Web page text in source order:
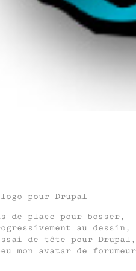
pour Drupal
de place pour bosser,
au dessin,
de tête pour Drupal,
mon avatar de